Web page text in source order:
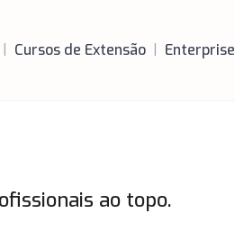
| Cursos de Extensão | Enterprise
ao topo.